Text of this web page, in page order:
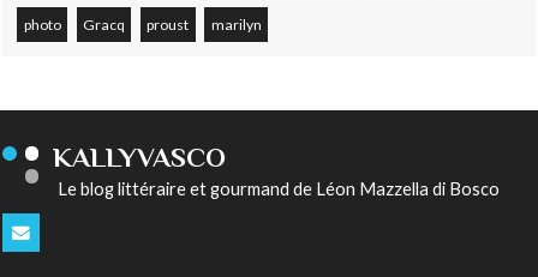
photo Gracq proust marilyn
KALLYVASCO
Le blog littéraire et gourmand de Léon Mazzella di Bosco